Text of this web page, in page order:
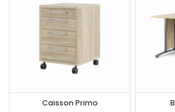
Caisson Primo